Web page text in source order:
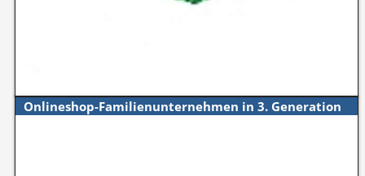
Onlineshop-Familienunternehmen in 3. Generation